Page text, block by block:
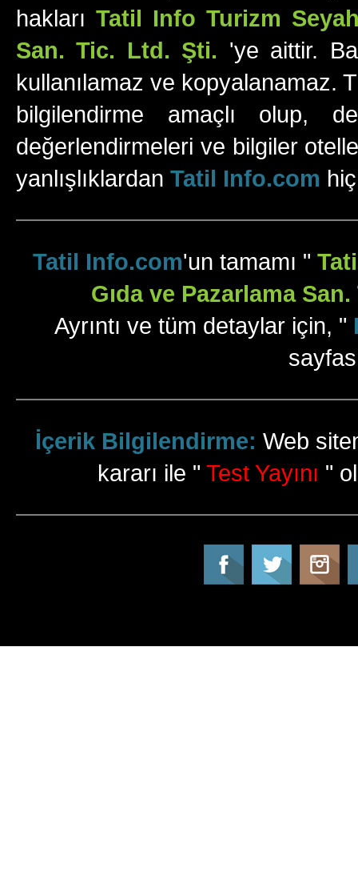
hakları Tatil Info Turizm
San. Tic. Ltd. Şti. 'ye aittir.
kullanılamaz ve kopyalanamaz.
bilgilendirme amaçlı olup,
değerlendirmeleri ve bilgiler
yanlışlıklardan Tatil Info.com
Tatil Info.com'un tamamı "
Gıda ve Pazarlama
Ayrıntı ve tüm detaylar için, "
İçerik Bilgilendirme: Web
kararı ile " Test Yayını "